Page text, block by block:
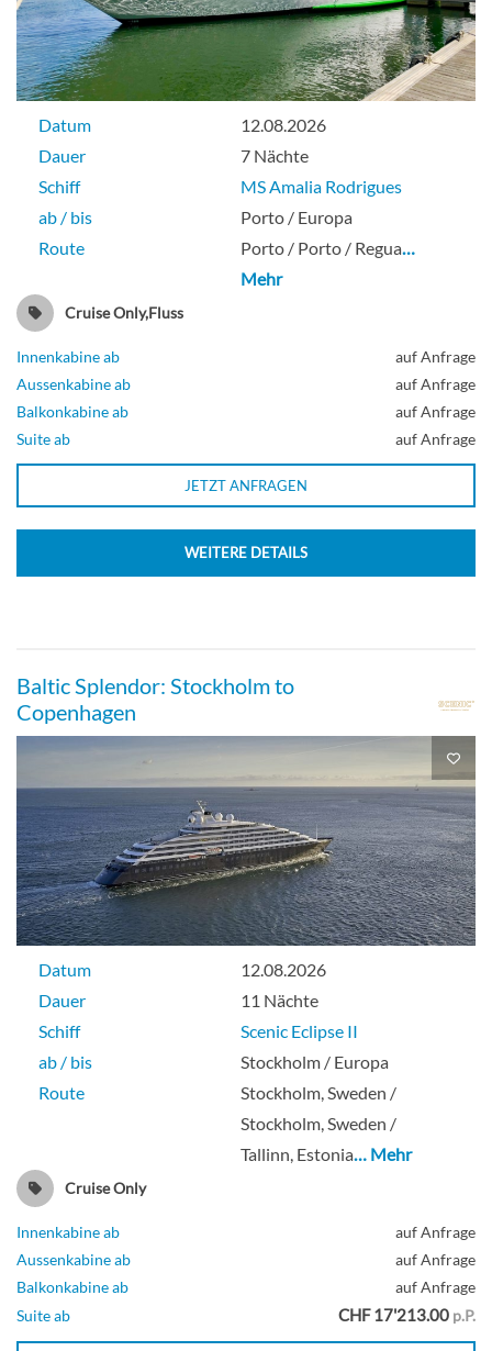
Balkonkabine
Lissabon Deck
Einzel außen-[G]
Lissabon Deck
Aussenkabine
Porto Deck
Aussenkabine
Einzel außen-[I]
Porto Deck
Aussenkabine
Datum
12.08.2026
Dauer
7 Nächte
Schiff
MS Amalia Rodrigues
ab / bis
Porto / Europa
Route
Porto / Porto / Regua…
Mehr
Cruise Only,Fluss
Innenkabine ab
auf Anfrage
Aussenkabine ab
auf Anfrage
Balkonkabine ab
auf Anfrage
Suite ab
auf Anfrage
JETZT ANFRAGEN
WEITERE DETAILS
Baltic Splendor: Stockholm to
Copenhagen
Datum
12.08.2026
Dauer
11 Nächte
Schiff
Scenic Eclipse II
ab / bis
Stockholm / Europa
Route
Stockholm, Sweden /
Stockholm, Sweden /
Tallinn, Estonia… Mehr
Cruise Only
Innenkabine ab
auf Anfrage
Aussenkabine ab
auf Anfrage
Balkonkabine ab
auf Anfrage
Suite ab
CHF 17'213.00 p.P.